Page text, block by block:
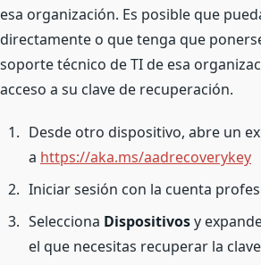
esa organización. Es posible que
directamente o que tenga que
soporte técnico de TI de esa
acceso a su clave de recuperación.
Desde otro dispositivo, abre un
a https://aka.ms/aadrecoverykey
Iniciar sesión con la cuenta
Selecciona Dispositivosy
el que necesitas recuperar la